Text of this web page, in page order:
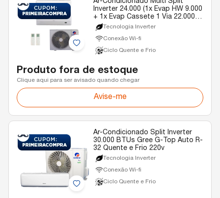
Ar-Condicionado Multi Split
Inverter 24.000 (1x Evap HW 9.000
+ 1x Evap Cassete 1 Via 22.000)
Gree Quente/Frio R-32 220v
Tecnologia Inverter
Conexão Wi-fi
Ciclo Quente e Frio
Produto fora de estoque
Clique aqui para ser avisado quando chegar
Avise-me
Ar-Condicionado Split Inverter
30.000 BTUs Gree G-Top Auto R-
32 Quente e Frio 220v
Tecnologia Inverter
Conexão Wi-fi
Ciclo Quente e Frio